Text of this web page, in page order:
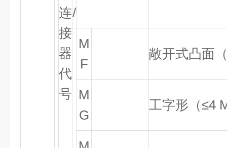
连
接
器
代
号
/
M
F
敞开式凸面
M
G
工字形（≤4